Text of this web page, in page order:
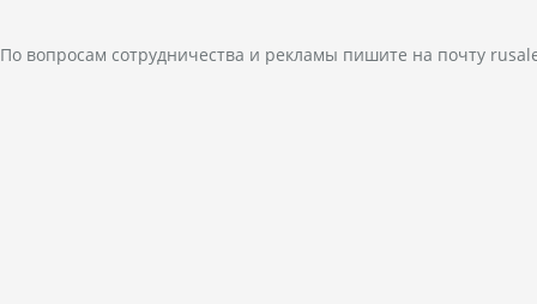
По вопросам сотрудничества и рекламы пишите на почту